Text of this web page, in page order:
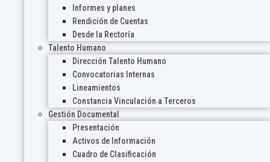
Informes y planes
Rendición de Cuentas
Desde la Rectoría
Talento Humano
Dirección Talento Humano
Convocatorias Internas
Lineamientos
Constancia Vinculación a Terceros
Gestión Documental
Presentación
Activos de Información
Cuadro de Clasificación